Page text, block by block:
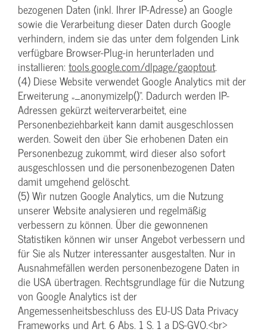
bezogenen Daten (inkl. Ihrer IP-Adresse) an Google
sowie die Verarbeitung dieser Daten durch Google
verhindern, indem sie das unter dem folgenden Link
verfügbare Browser-Plug-in herunterladen und
installieren: tools.google.com/dlpage/gaoptout.
(4) Diese Website verwendet Google Analytics mit der
Erweiterung „_anonymizeIp()“. Dadurch werden IP-
Adressen gekürzt weiterverarbeitet, eine
Personenbeziehbarkeit kann damit ausgeschlossen
werden. Soweit den über Sie erhobenen Daten ein
Personenbezug zukommt, wird dieser also sofort
ausgeschlossen und die personenbezogenen Daten
damit umgehend gelöscht.
(5) Wir nutzen Google Analytics, um die Nutzung
unserer Website analysieren und regelmäßig
verbessern zu können. Über die gewonnenen
Statistiken können wir unser Angebot verbessern und
für Sie als Nutzer interessanter ausgestalten. Nur in
Ausnahmefällen werden personenbezogene Daten in
die USA übertragen. Rechtsgrundlage für die Nutzung
von Google Analytics ist der
Angemessenheitsbeschluss des EU-US Data Privacy
Frameworks und Art. 6 Abs. 1 S. 1 a DS-GVO.<br>